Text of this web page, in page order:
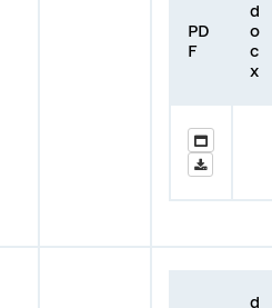
PD
F
d
o
c
x
d